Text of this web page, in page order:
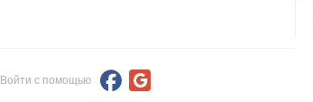
Войти с помощью